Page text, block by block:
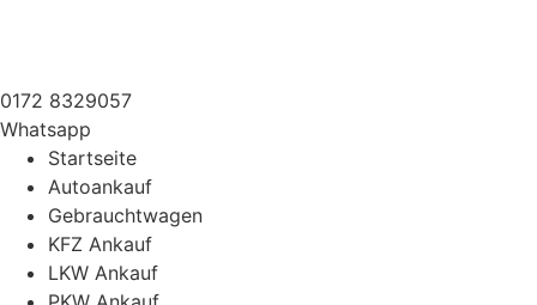
0172 8329057
Whatsapp
Startseite
Autoankauf
Gebrauchtwagen
KFZ Ankauf
LKW Ankauf